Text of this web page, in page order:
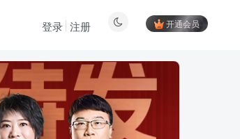
开通会员
登录 注册